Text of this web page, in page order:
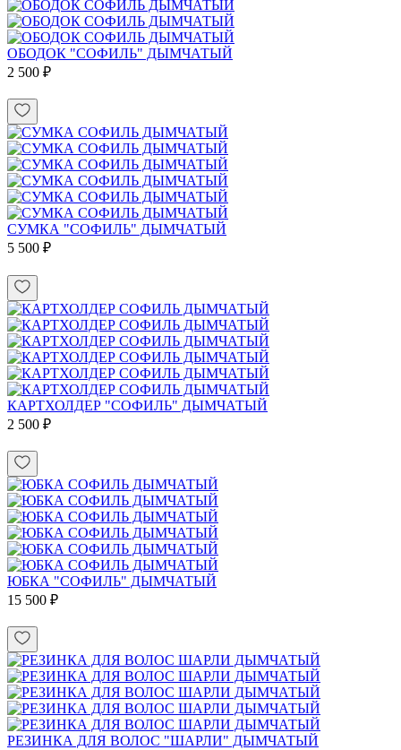
ОБОДОК "СОФИЛЬ" ДЫМЧАТЫЙ
2 500 ₽
СУМКА "СОФИЛЬ" ДЫМЧАТЫЙ
5 500 ₽
КАРТХОЛДЕР "СОФИЛЬ" ДЫМЧАТЫЙ
2 500 ₽
ЮБКА "СОФИЛЬ" ДЫМЧАТЫЙ
15 500 ₽
РЕЗИНКА ДЛЯ ВОЛОС "ШАРЛИ" ДЫМЧАТЫЙ